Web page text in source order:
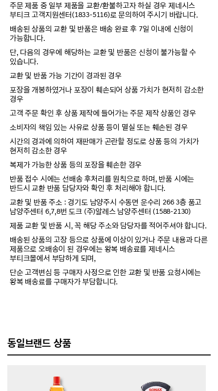
주문 제품 중 일부 제품을 교환/환불하고자 하실 경우 제네시스
부티크 고객지원센터(1833-5116)로 문의하여 주시기 바랍니다.
배송된 상품의 교환 및 반품은 배송 완료 후 7일 이내에 신청이
가능합니다.
단, 다음의 경우에 해당하는 교환 및 반품은 신청이 불가능할 수
있습니다.
교환 및 반품 가능 기간이 경과된 경우
포장을 개봉하였거나 포장이 훼손되어 상품 가치가 현저히 감소한
경우
고객 주문 확인 후 상품 제작에 들어가는 주문 제작 상품인 경우
소비자의 책임 있는 사유로 상품 등이 멸실 또는 훼손된 경우
시간의 경과에 의하여 재판매가 곤란할 정도로 상품 등의 가치가
현저히 감소한 경우
복제가 가능한 상품 등의 포장을 훼손한 경우
반품 접수 시에는 선배송 후처리를 원칙으로 하며, 반품 시에는
반드시 교환 반품 담당자와 확인 후 처리해야 합니다.
교환 및 반품 주소 : 경기도 남양주시 수동면 운수리 266 3층 품고
남양주센터 6,7,8번 도크 (주)알레스 남양주센터 (1588-2130)
제품 교환 및 반품 시, 꼭 해당 주소와 담당자를 적어주셔야 합니다.
배송된 상품의 고장 등으로 상품에 이상이 있거나 주문 내용과 다른
제품으로 오배송이 된 경우에는 왕복 배송료를 제네시스
부티크몰에서 부담하게 되며,
단순 고객변심 등 구매자 사정으로 인한 교환 및 반품 요청시에는
왕복 배송료를 구매자가 부담합니다.
동일브랜드 상품